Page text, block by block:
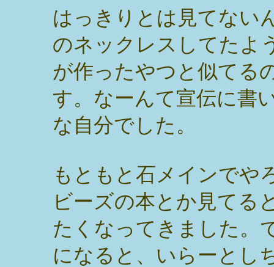
はっきりとは見てない
のネックレスしてたよ
が作ったやつと似てる
す。なーんて宣伝に書
な自分でした。
もともと石メインでや
ビーズの本とか見てる
たくなってきました。
になると、いらーとし